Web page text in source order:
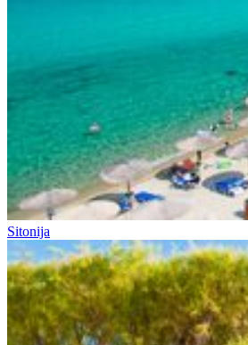
Sitonija